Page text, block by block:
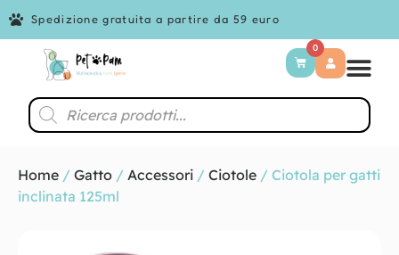
Spedizione gratuita a partire da 59 euro
0
Home / Gatto / Accessori / Ciotole / Ciotola per gatti
inclinata 125ml